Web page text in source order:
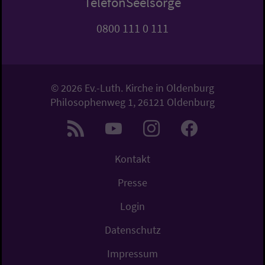
0800 111 0 111
© 2026 Ev.-Luth. Kirche in Oldenburg
Philosophenweg 1, 26121 Oldenburg
Kontakt
Presse
Login
Datenschutz
Impressum